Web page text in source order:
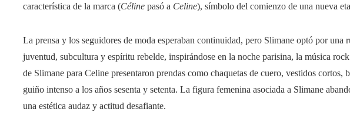
característica de la marca (Céline pasó a Celine), símbolo del comienzo de una nueva
La prensa y los seguidores de moda esperaban continuidad, pero Slimane optó por una
juventud, subcultura y espíritu rebelde, inspirándose en la noche parisina, la música
de Slimane para Celine presentaron prendas como chaquetas de cuero, vestidos cortos,
guiño intenso a los años sesenta y setenta. La figura femenina asociada a Slimane
una estética audaz y actitud desafiante.